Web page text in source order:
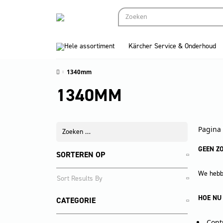
Hele assortiment Kärcher Service & Onderhoud
1340mm
1340MM
SORTEREN OP
CATEGORIE
Pagina
GEEN
We
HOE